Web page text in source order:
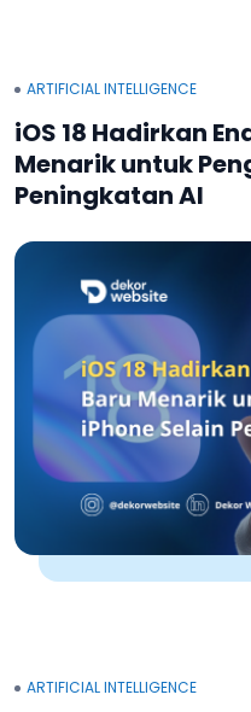
ARTIFICIAL INTELLIGENCE
iOS 18 Hadirkan
Menarik untuk
Peningkatan AI
ARTIFICIAL INTELLIGENCE